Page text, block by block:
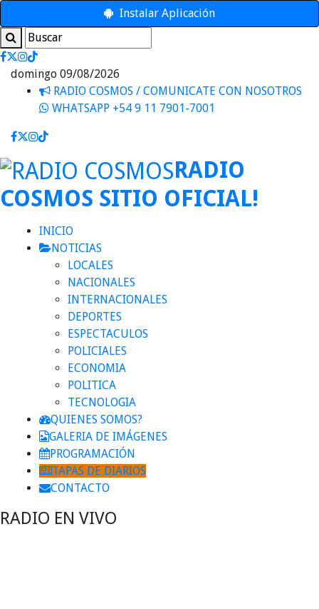
Instalar Aplicación
domingo 09/08/2026
RADIO COSMOS / COMUNICATE CON NOSOTROS
WHATSAPP +54 9 11 7901-7001
RADIO
COSMOS SITIO OFICIAL!
INICIO
NOTICIAS
LOCALES
NACIONALES
INTERNACIONALES
DEPORTES
ESPECTACULOS
POLICIALES
ECONOMIA
POLITICA
TECNOLOGIA
QUIENES SOMOS?
GALERIA DE IMÁGENES
PROGRAMACIÓN
TAPAS DE DIARIOS
CONTACTO
RADIO EN VIVO